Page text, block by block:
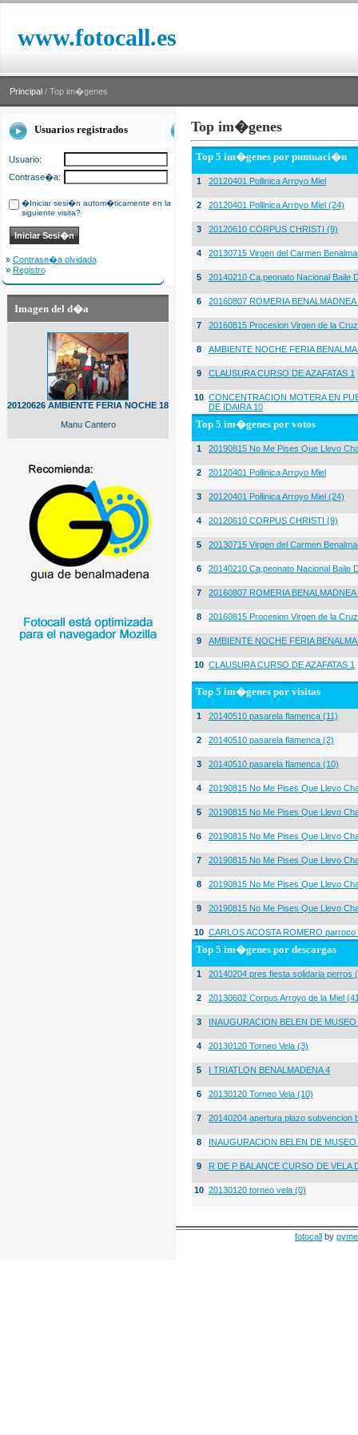
www.fotocall.es
Principal / Top im�genes
Usuarios registrados
Usuario:
Contrase�a:
�Iniciar sesi�n autom�ticamente en la
siguiente visita?
» Contrase�a olvidada
» Registro
Imagen del d�a
20120626 AMBIENTE FERIA NOCHE 18
Manu Cantero
Top im�genes
Top 5 im�genes por puntuaci�n
1 20120401 Pollinica Arroyo Miel
2 20120401 Pollinica Arroyo Miel (24)
3 20120610 CORPUS CHRISTI (9)
4 20130715 Virgen del Carmen
5 20140210 Ca,peonato Nacional Baile
6 20160807 ROMERIA
7 20160815 Procesion Virgen de la
8 AMBIENTE NOCHE FERIA
9 CLAUSURA CURSO DE AZAFATAS 1
10 CONCENTRACION MOTERA EN
DE IDAIRA 10
Top 5 im�genes por votos
1 20190815 No Me Pises Que Llevo
2 20120401 Pollinica Arroyo Miel
3 20120401 Pollinica Arroyo Miel (24)
4 20120610 CORPUS CHRISTI (9)
5 20130715 Virgen del Carmen
6 20140210 Ca,peonato Nacional Baile
7 20160807 ROMERIA
8 20160815 Procesion Virgen de la
9 AMBIENTE NOCHE FERIA
10 CLAUSURA CURSO DE AZAFATAS 1
Top 5 im�genes por visitas
1 20140510 pasarela flamenca (11)
2 20140510 pasarela flamenca (2)
3 20140510 pasarela flamenca (10)
4 20190815 No Me Pises Que Llevo
5 20190815 No Me Pises Que Llevo
6 20190815 No Me Pises Que Llevo
7 20190815 No Me Pises Que Llevo
8 20190815 No Me Pises Que Llevo
9 20190815 No Me Pises Que Llevo
10 CARLOS ACOSTA ROMERO
Top 5 im�genes por descargas
1 20140204 pres fiesta solidaria perros
2 20130602 Corpus Arroyo de la Miel
3 INAUGURACION BELEN DE
4 20130120 Torneo Vela (3)
5 I TRIATLON BENALMADENA 4
6 20130120 Torneo Vela (10)
7 20140204 apertura plazo subvencion
8 INAUGURACION BELEN DE
9 R DE P BALANCE CURSO DE VELA
10 20130120 torneo vela (0)
fotocall by